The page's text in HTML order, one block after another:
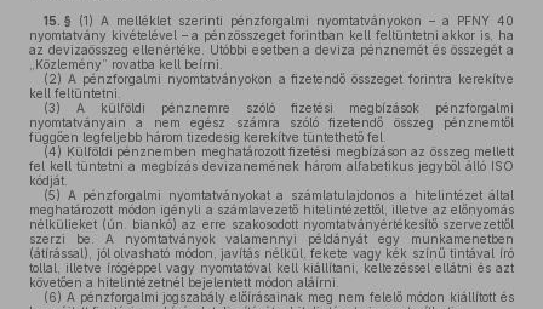
15. § (1) A melléklet szerinti pénzforgalmi nyomtatványokon – a PFNY 40
nyomtatvány kivételével – a pénzösszeget forintban kell feltüntetni akkor is, ha
az devizaösszeg ellenértéke. Utóbbi esetben a deviza pénznemét és összegét a
„Közlemény” rovatba kell beírni.
(2) A pénzforgalmi nyomtatványokon a fizetendő összeget forintra kerekítve
kell feltüntetni.
(3) A külföldi pénznemre szóló fizetési megbízások pénzforgalmi
nyomtatványain a nem egész számra szóló fizetendő összeg pénznemtől
függően legfeljebb három tizedesig kerekítve tüntethető fel.
(4) Külföldi pénznemben meghatározott fizetési megbízáson az összeg mellett
fel kell tüntetni a megbízás devizanemének három alfabetikus jegyből álló ISO
kódját.
(5) A pénzforgalmi nyomtatványokat a számlatulajdonos a hitelintézet által
meghatározott módon igényli a számlavezető hitelintézettől, illetve az előnyomás
nélkülieket (ún. biankó) az erre szakosodott nyomtatványértékesítő szervezettől
szerzi be. A nyomtatványok valamennyi példányát egy munkamenetben
(átírással), jól olvasható módon, javítás nélkül, fekete vagy kék színű tintával író
tollal, illetve írógéppel vagy nyomtatóval kell kiállítani, keltezéssel ellátni és azt
követően a hitelintézetnél bejelentett módon aláírni.
(6) A pénzforgalmi jogszabály előírásainak meg nem felelő módon kiállított és